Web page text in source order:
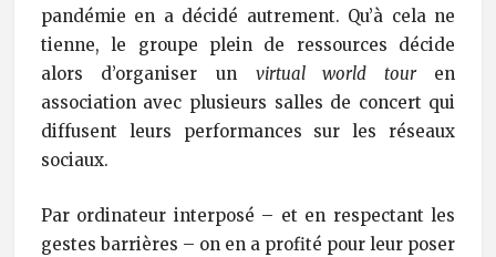
pandémie en a décidé autrement. Qu’à cela ne
tienne, le groupe plein de ressources décide
alors d’organiser un virtual world touren
association avec plusieurs salles de concert qui
diffusent leurs performances sur les réseaux
sociaux.
Par ordinateur interposé – et en respectant les
gestes barrières – on en a profité pour leur poser